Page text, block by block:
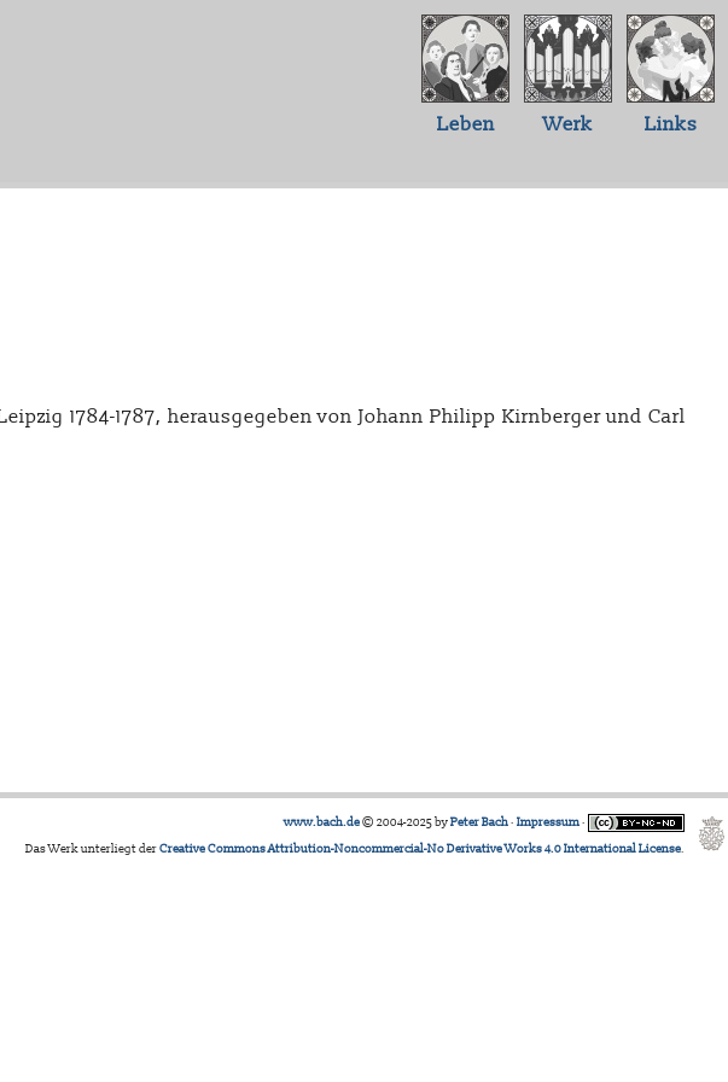
Leben Werk Links
1784-1787, herausgegeben von Johann Philipp Kirnberger und Carl
www.bach.de© 2004-2025 byPeter Bach· Impressum·
Das Werk unterliegt derCreative Commons Attribution-Noncommercial-No Derivative Works 4.0 International License.